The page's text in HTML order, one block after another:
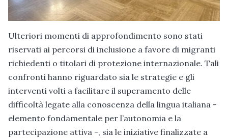
Ulteriori momenti di approfondimento sono stati
riservati ai percorsi di inclusione a favore di migranti
richiedenti o titolari di protezione internazionale. Tali
confronti hanno riguardato sia le strategie e gli
interventi volti a facilitare il superamento delle
difficoltà legate alla conoscenza della lingua italiana -
elemento fondamentale per l’autonomia e la
partecipazione attiva -, sia le iniziative finalizzate a